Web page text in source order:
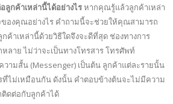
กค้าเหล่านี้ได้อย่างไรหากคุณรู้แล้วลูกค้าเหล่า
องคุณอย่างไร คำถามนี้จะช่วยให้คุณสามารถ
ค้าเหล่านี้ด้วยวิธีใดจึงจะดีที่สุด ช่องทางการ
าย ไม่ว่าจะเป็นทางโทรสาร โทรศัพท์
วามสั้น (Messenger) เป็นต้น ลูกค้าแต่ละรายนั้น
ไม่เหมือนกัน ดังนั้น คำตอบข้างต้นจะไม่มีความ
ดต่อกับลูกค้าได้